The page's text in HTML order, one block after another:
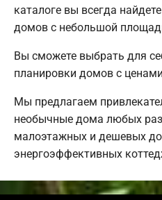
каталоге вы всегда
домов с небольшой
Вы сможете выбрать для
планировки домов с
Мы предлагаем
необычные дома любых
малоэтажных и дешевых
энергоэффективных